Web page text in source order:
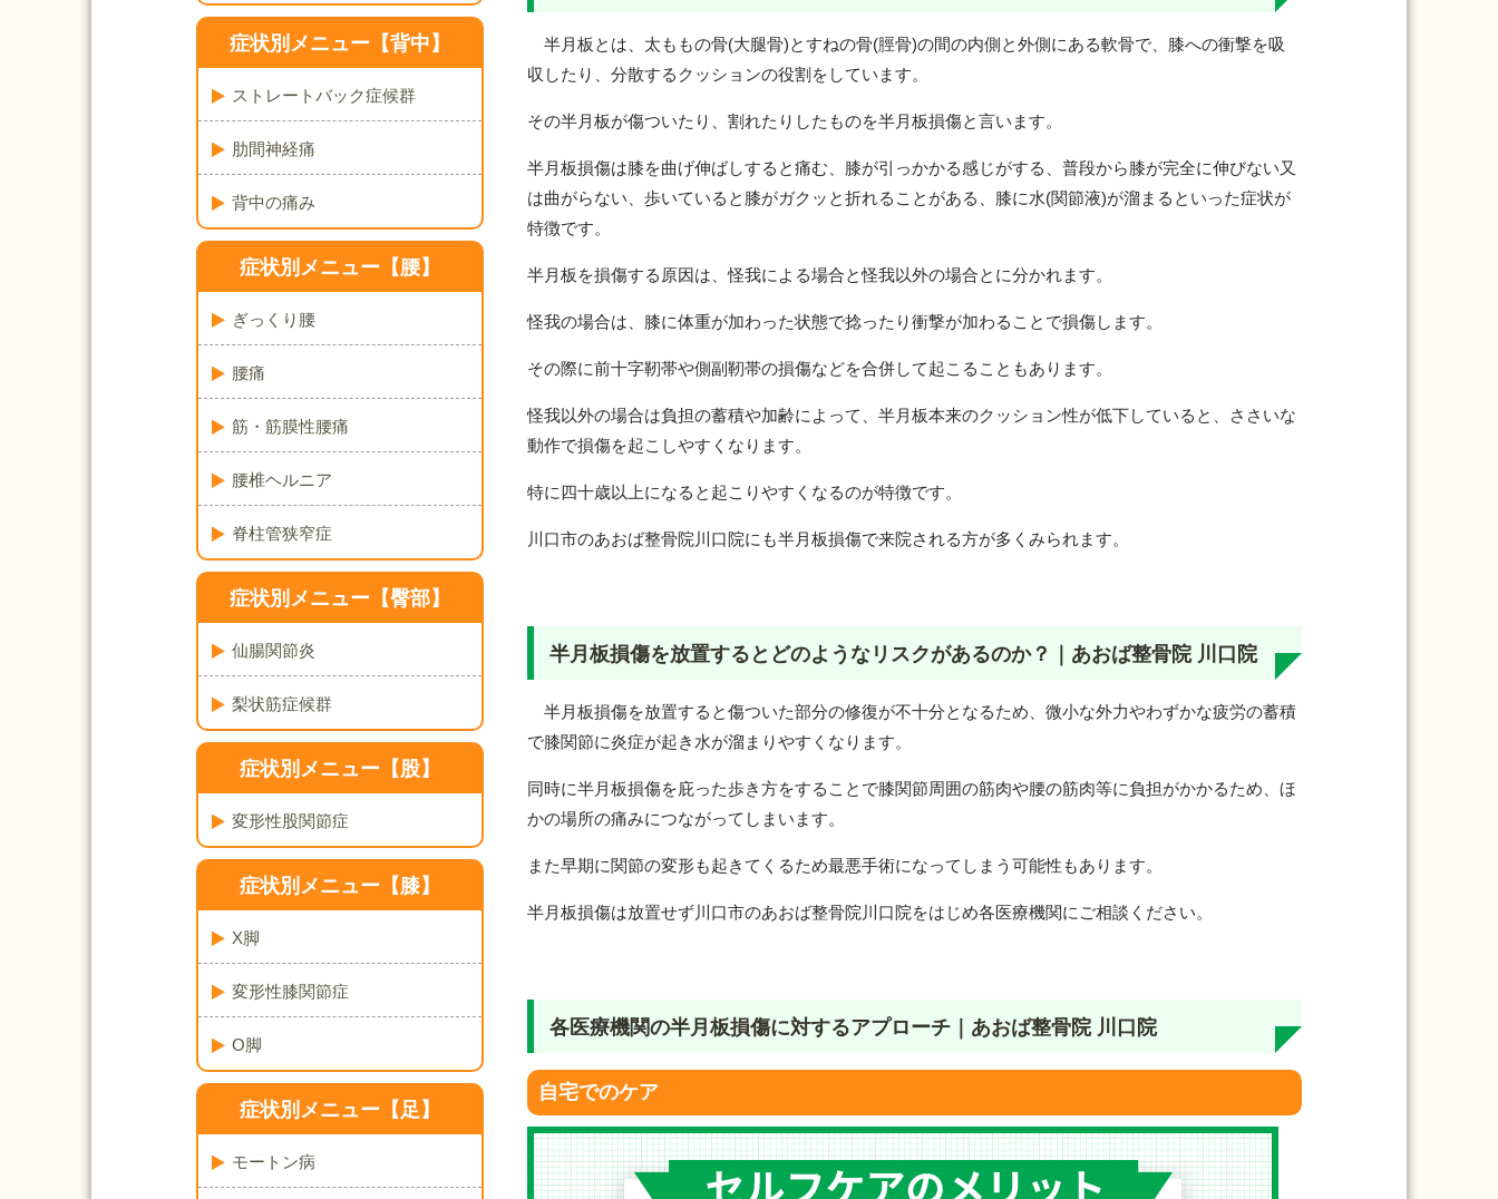
半月板とは、太ももの骨(大腿骨)とすねの骨(脛骨)の間の内側と外側にある軟骨で、膝への衝撃を吸
収したり、分散するクッションの役割をしています。
その半月板が傷ついたり、割れたりしたものを半月板損傷と言います。
半月板損傷は膝を曲げ伸ばしすると痛む、膝が引っかかる感じがする、普段から膝が完全に伸びない又
は曲がらない、歩いていると膝がガクッと折れることがある、膝に水(関節液)が溜まるといった症状が
特徴です。
半月板を損傷する原因は、怪我による場合と怪我以外の場合とに分かれます。
怪我の場合は、膝に体重が加わった状態で捻ったり衝撃が加わることで損傷します。
その際に前十字靭帯や側副靭帯の損傷などを合併して起こることもあります。
怪我以外の場合は負担の蓄積や加齢によって、半月板本来のクッション性が低下していると、ささいな
動作で損傷を起こしやすくなります。
特に四十歳以上になると起こりやすくなるのが特徴です。
川口市のあおば整骨院川口院にも半月板損傷で来院される方が多くみられます。
半月板損傷を放置するとどのようなリスクがあるのか？｜あおば整骨院 川口院
半月板損傷を放置すると傷ついた部分の修復が不十分となるため、微小な外力やわずかな疲労の蓄積
で膝関節に炎症が起き水が溜まりやすくなります。
同時に半月板損傷を庇った歩き方をすることで膝関節周囲の筋肉や腰の筋肉等に負担がかかるため、ほ
かの場所の痛みにつながってしまいます。
また早期に関節の変形も起きてくるため最悪手術になってしまう可能性もあります。
半月板損傷は放置せず川口市のあおば整骨院川口院をはじめ各医療機関にご相談ください。
各医療機関の半月板損傷に対するアプローチ｜あおば整骨院 川口院
自宅でのケア
症状別メニュー【背中】
ストレートバック症候群
肋間神経痛
背中の痛み
症状別メニュー【腰】
ぎっくり腰
腰痛
筋・筋膜性腰痛
腰椎ヘルニア
脊柱管狭窄症
症状別メニュー【臀部】
仙腸関節炎
梨状筋症候群
症状別メニュー【股】
変形性股関節症
症状別メニュー【膝】
X脚
変形性膝関節症
O脚
症状別メニュー【足】
モートン病